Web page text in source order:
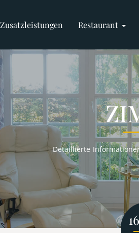
Zusatzleistungen Restaurant
Detaillierte